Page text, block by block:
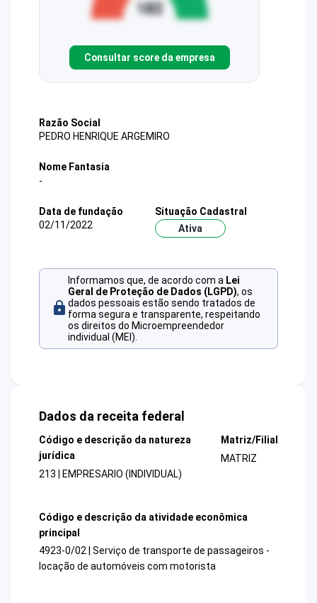
Consultar score da empresa
Razão Social
PEDRO HENRIQUE ARGEMIRO
Nome Fantasia
-
Data de fundação
02/11/2022
Situação Cadastral
Ativa
Informamos que, de acordo com a Lei
Geral de Proteção de Dados (LGPD), os
dados pessoais estão sendo tratados de
forma segura e transparente, respeitando
os direitos do Microempreendedor
individual (MEI).
Dados da receita federal
Código e descrição da natureza
jurídica
213 | EMPRESARIO (INDIVIDUAL)
Matriz/Filial
MATRIZ
Código e descrição da atividade econômica
principal
4923-0/02 | Serviço de transporte de passageiros -
locação de automóveis com motorista